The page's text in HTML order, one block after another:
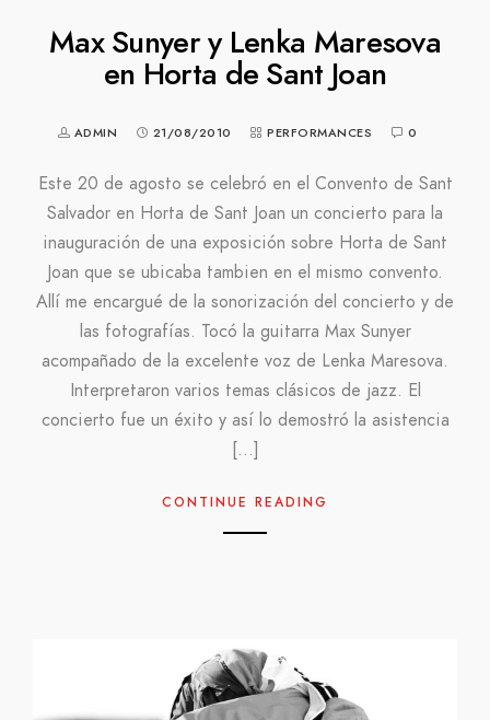
Max Sunyer y Lenka Maresova
en Horta de Sant Joan
ADMIN 21/08/2010 PERFORMANCES 0
Este 20 de agosto se celebró en el Convento de Sant
Salvador en Horta de Sant Joan un concierto para la
inauguración de una exposición sobre Horta de Sant
Joan que se ubicaba tambien en el mismo convento.
Allí me encargué de la sonorización del concierto y de
las fotografías. Tocó la guitarra Max Sunyer
acompañado de la excelente voz de Lenka Maresova.
Interpretaron varios temas clásicos de jazz. El
concierto fue un éxito y así lo demostró la asistencia
[…]
CONTINUE READING